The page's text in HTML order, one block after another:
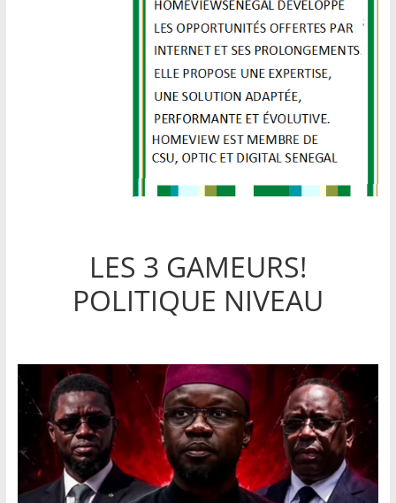
LES 3 GAMEURS!
POLITIQUE NIVEAU